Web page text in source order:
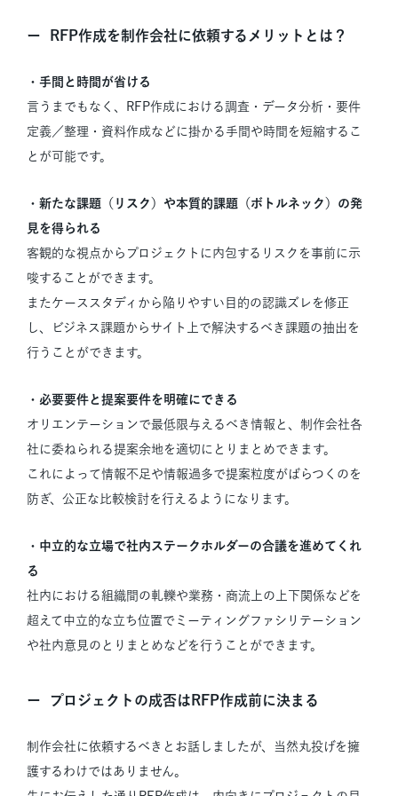
RFP作成を制作会社に依頼するメリットとは？
・手間と時間が省ける
言うまでもなく、RFP作成における調査・データ分析・要件
定義／整理・資料作成などに掛かる手間や時間を短縮するこ
とが可能です。
・新たな課題（リスク）や本質的課題（ボトルネック）の発
見を得られる
客観的な視点からプロジェクトに内包するリスクを事前に示
唆することができます。
またケーススタディから陥りやすい目的の認識ズレを修正
し、ビジネス課題からサイト上で解決するべき課題の抽出を
行うことができます。
・必要要件と提案要件を明確にできる
オリエンテーションで最低限与えるべき情報と、制作会社各
社に委ねられる提案余地を適切にとりまとめできます。
これによって情報不足や情報過多で提案粒度がばらつくのを
防ぎ、公正な比較検討を行えるようになります。
・中立的な立場で社内ステークホルダーの合議を進めてくれ
る
社内における組織間の軋轢や業務・商流上の上下関係などを
超えて中立的な立ち位置でミーティングファシリテーション
や社内意見のとりまとめなどを行うことができます。
プロジェクトの成否はRFP作成前に決まる
制作会社に依頼するべきとお話しましたが、当然丸投げを擁
護するわけではありません。